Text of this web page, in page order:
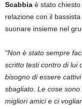
Scabbia è stato
relazione con il
suonare insieme nel
“Non è stato sempre
scritto testi contro di lui
bisogno di essere
sbagliato. Le cose
migliori amici e ci